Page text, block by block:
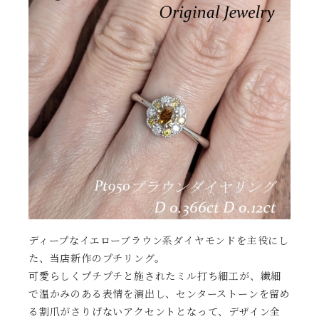
ディープなイエローブラウン系ダイヤモンドを主役にし
た、当店新作のプチリング。
可愛らしくプチプチと施されたミル打ち細工が、繊細
で温かみのある表情を演出し、センターストーンを留め
る割爪がさりげないアクセントとなって、デザイン全